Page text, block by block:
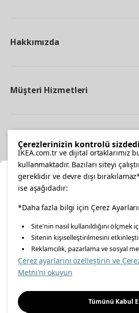
Hakkımızda
Müşteri Hizmetleri
facebooktwitterinstagrampinterest
linkedin
Enerji Politikası Bilgi Güvenliği Politikası
Gıda Güvenliği Politikası
Konumunuzu Seçin
İnternetten vereceğiniz siparişlerinizde
içerikleri görebilmek için lütfen
İl seçiniz
Seçiniz
Çerezlerinizin kontrolü
IKEA.com.tr ve dijital ortaklarımız
kullanmaktadır. Bazıları siteyi
gereklidir ve devre dışı
ise aşağıdadır:
*Daha fazla bilgi için Çerez
Site'nin nasıl kullanıldığını ölçmek
Sitenin kişiselleştirilmesini
Reklamcılık, pazarlama ve sosyal
Çerez ayarlarını özelleştirin ve
Metni'ni okuyun
Tümünü Kabul